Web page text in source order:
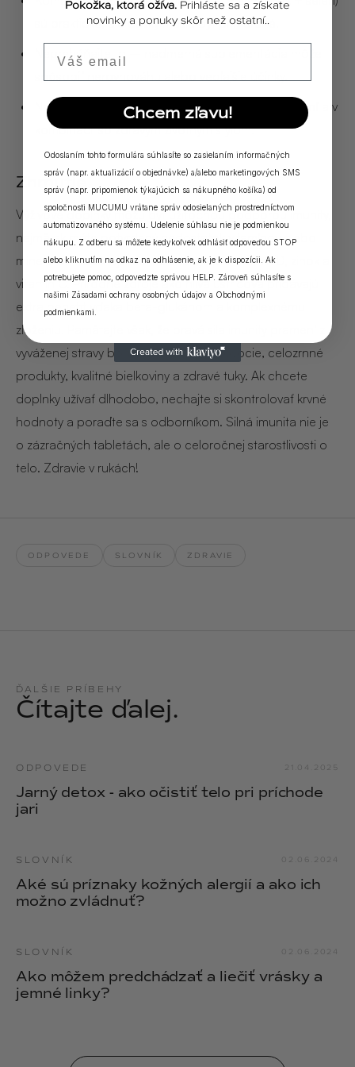
sú praktické, ale dávky musia byť primerané.
Nepreháňajte to – nadmerná suplementácia môže
spôsobiť nerovnováhu alebo vedľajšie účinky.
Najlepší efekt majú doplnky pridlhodobom užívaní
a v
kombinácii so zdravým životným štýlom.
Zhrnutie
Výživové doplnky môžu byť užitočnou podporou imunity,
najmä ak máte potvrdený nedostatok vitamínov alebo
minerálov. Najsilnejší dôkaz existuje pre vitamín D, zinok a
vitamín C. Prírodné zdroje akohliva ustricovápridávajú
extra benefit vďaka beta-glukánom a komplexnému
zloženiu. Pamätajte však, že pravá sila imunity pramení z
vyváženej stravy bohatej na zeleninu, ovocie, celozrnné
produkty, kvalitné bielkoviny a zdravé tuky. Ak chcete
doplnky užívať dlhodobo, nechajte si skontrolovať krvné
hodnoty a poraďte sa s odborníkom. Silná imunita nie je
o zázračných tabletách, ale o celoročnej starostlivosti o
telo. Zdravie v rukách!
ODPOVEDE SLOVNÍK ZDRAVIE
ĎALŠIE PRÍBEHY
Čítajte ďalej.
ODPOVEDE 21.04.2025
Jarný detox - ako očistiť telo pri príchode
jari
SLOVNÍK 02.06.2024
Aké sú príznaky kožných alergií a ako ich
možno zvládnuť?
SLOVNÍK 02.06.2024
Ako môžem predchádzať a liečiť vrásky a
jemné linky?
Pokožka, ktorá ožíva. Prihláste sa a získate
novinky a ponuky skôr než ostatní..
Chcem zľavu!
Odoslaním tohto formulára súhlasíte so zasielaním informačných
správ (napr. aktualizácií o objednávke) a/alebo marketingových SMS
správ (napr. pripomienok týkajúcich sa nákupného košíka) od
spoločnosti MUCUMU vrátane správ odosielaných prostredníctvom
automatizovaného systému. Udelenie súhlasu nie je podmienkou
nákupu. Z odberu sa môžete kedykoľvek odhlásiť odpoveďou STOP
alebo kliknutím na odkaz na odhlásenie, ak je k dispozícii. Ak
potrebujete pomoc, odpovedzte správou HELP. Zároveň súhlasíte s
našimi Zásadami ochrany osobných údajov a Obchodnými
podmienkami